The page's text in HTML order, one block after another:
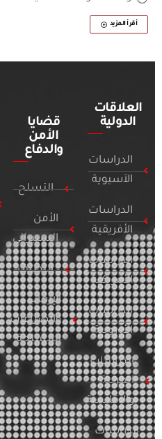
أقرأ المزيد
العلاقات
الدولية
الدراسات
الآسيوية
الدراسات
الأفريقية
الدراسات
الأمريكية
الدراسات
الأوروبية
الدراسات
العربية
والإقليمية
الدراسات
قضايا
الأمن
والدفاع
التسلح
الأمن
السيبراني
التطرف
الإرهاب
والصراعات
المسلحة